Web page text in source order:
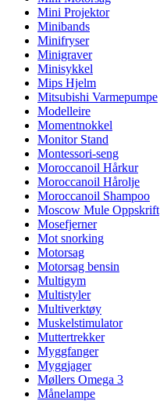
Mini Projektor
Minibands
Minifryser
Minigraver
Minisykkel
Mips Hjelm
Mitsubishi Varmepumpe
Modelleire
Momentnokkel
Monitor Stand
Montessori-seng
Moroccanoil Hårkur
Moroccanoil Hårolje
Moroccanoil Shampoo
Moscow Mule Oppskrift
Mosefjerner
Mot snorking
Motorsag
Motorsag bensin
Multigym
Multistyler
Multiverktøy
Muskelstimulator
Muttertrekker
Myggfanger
Myggjager
Møllers Omega 3
Månelampe